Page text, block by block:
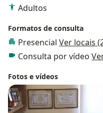
Adultos
Formatos de consulta
Presencial Ver locais
Consulta por vídeo
Fotos e vídeos